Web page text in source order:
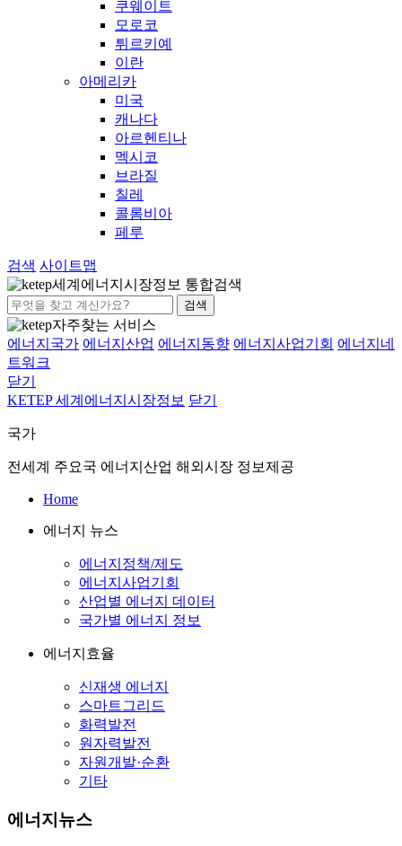
쿠웨이트
모로코
튀르키예
이란
아메리카
미국
캐나다
아르헨티나
멕시코
브라질
칠레
콜롬비아
페루
검색 사이트맵
세계에너지시장정보 통합검색
검색
자주찾는 서비스
에너지국가 에너지산업 에너지동향 에너지사업기회 에너지네
트워크
닫기
KETEP 세계에너지시장정보 닫기
국가
전세계 주요국 에너지산업 해외시장 정보제공
Home
에너지 뉴스
에너지정책/제도
에너지사업기회
산업별 에너지 데이터
국가별 에너지 정보
에너지효율
신재생 에너지
스마트그리드
화력발전
원자력발전
자원개발·순환
기타
에너지뉴스